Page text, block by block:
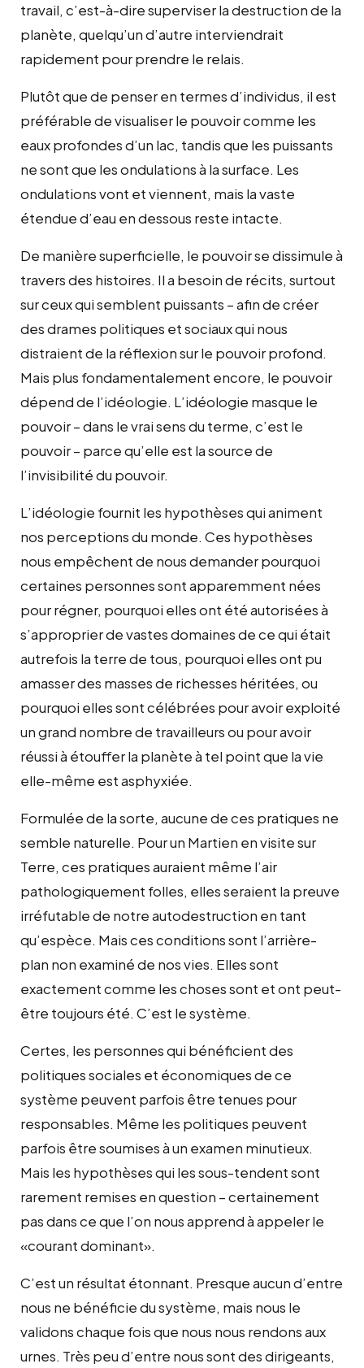
travail, c’est-à-dire superviser la destruction de la
planète, quelqu’un d’autre interviendrait
rapidement pour prendre le relais.
Plutôt que de penser en termes d’individus, il est
préférable de visualiser le pouvoir comme les
eaux profondes d’un lac, tandis que les puissants
ne sont que les ondulations à la surface. Les
ondulations vont et viennent, mais la vaste
étendue d’eau en dessous reste intacte.
De manière superficielle, le pouvoir se dissimule à
travers des histoires. Il a besoin de récits, surtout
sur ceux qui semblent puissants – afin de créer
des drames politiques et sociaux qui nous
distraient de la réflexion sur le pouvoir profond.
Mais plus fondamentalement encore, le pouvoir
dépend de l’idéologie. L’idéologie masque le
pouvoir – dans le vrai sens du terme, c’est le
pouvoir – parce qu’elle est la source de
l’invisibilité du pouvoir.
L’idéologie fournit les hypothèses qui animent
nos perceptions du monde. Ces hypothèses
nous empêchent de nous demander pourquoi
certaines personnes sont apparemment nées
pour régner, pourquoi elles ont été autorisées à
s’approprier de vastes domaines de ce qui était
autrefois la terre de tous, pourquoi elles ont pu
amasser des masses de richesses héritées, ou
pourquoi elles sont célébrées pour avoir exploité
un grand nombre de travailleurs ou pour avoir
réussi à étouffer la planète à tel point que la vie
elle-même est asphyxiée.
Formulée de la sorte, aucune de ces pratiques ne
semble naturelle. Pour un Martien en visite sur
Terre, ces pratiques auraient même l’air
pathologiquement folles, elles seraient la preuve
irréfutable de notre autodestruction en tant
qu’espèce. Mais ces conditions sont l’arrière-
plan non examiné de nos vies. Elles sont
exactement comme les choses sont et ont peut-
être toujours été. C’est le système.
Certes, les personnes qui bénéficient des
politiques sociales et économiques de ce
système peuvent parfois être tenues pour
responsables. Même les politiques peuvent
parfois être soumises à un examen minutieux.
Mais les hypothèses qui les sous-tendent sont
rarement remises en question – certainement
pas dans ce que l’on nous apprend à appeler le
«courant dominant».
C’est un résultat étonnant. Presque aucun d’entre
nous ne bénéficie du système, mais nous le
validons chaque fois que nous nous rendons aux
urnes. Très peu d’entre nous sont des dirigeants,